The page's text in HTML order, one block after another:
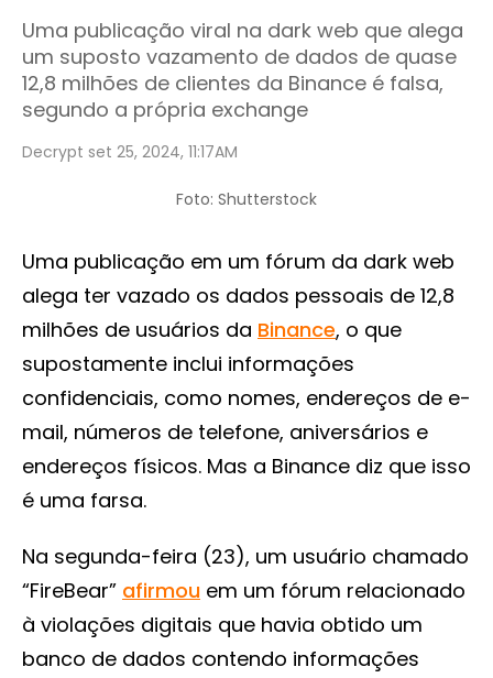
Uma publicação viral na dark web que alega
um suposto vazamento de dados de quase
12,8 milhões de clientes da Binance é falsa,
segundo a própria exchange
Decrypt set 25, 2024, 11:17AM
Foto: Shutterstock
Uma publicação em um fórum da dark web
alega ter vazado os dados pessoais de 12,8
milhões de usuários da Binance, o que
supostamente inclui informações
confidenciais, como nomes, endereços de e-
mail, números de telefone, aniversários e
endereços físicos. Mas a Binance diz que isso
é uma farsa.
Na segunda-feira (23), um usuário chamado
“FireBear” afirmou em um fórum relacionado
à violações digitais que havia obtido um
banco de dados contendo informações